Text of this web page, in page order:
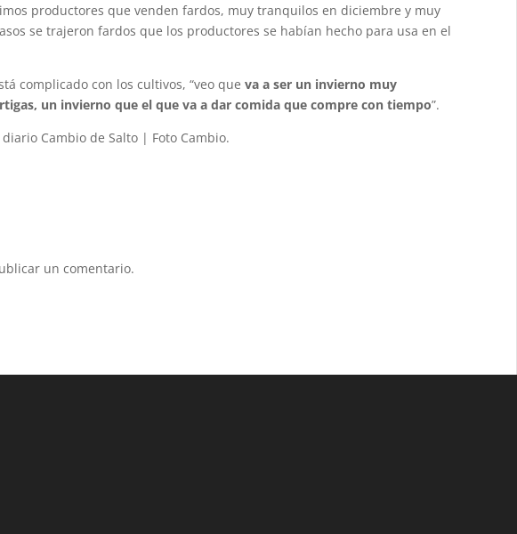
productores que venden fardos, muy tranquilos en diciembre y muy
se trajeron fardos que los productores se habían hecho para usa en el
complicado con los cultivos, “veo queva a ser un invierno muy
un invierno que el que va a dar comida que compre con tiempo”.
Cambio de Salto | Foto Cambio.
un comentario.